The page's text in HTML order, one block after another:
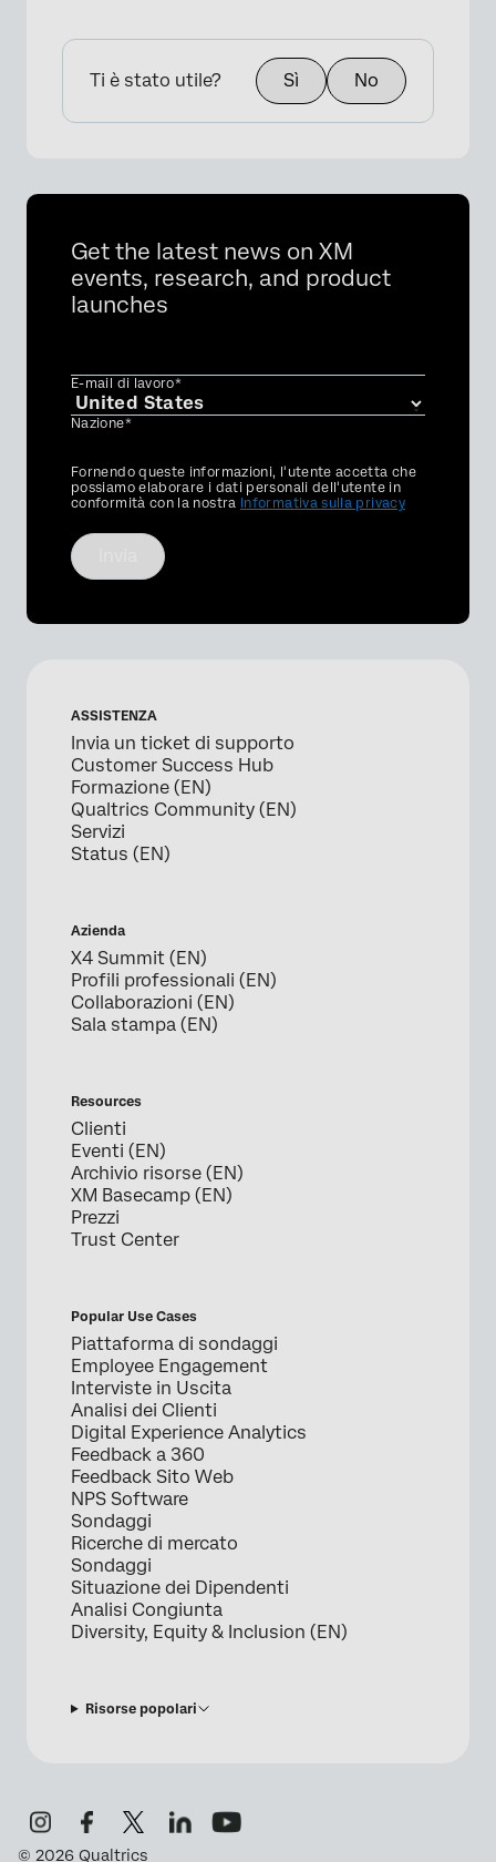
Ti è stato utile? Sì No
Get the latest news on XM
events, research, and product
launches
E-mail di lavoro*
Nazione*
Privacy
Optin
Fornendo queste informazioni, l'utente accetta che
possiamo elaborare i dati personali dell'utente in
conformità con la nostra Informativa sulla privacy
ASSISTENZA
Invia un ticket di supporto
Customer Success Hub
Formazione (EN)
Qualtrics Community (EN)
Servizi
Status (EN)
Azienda
X4 Summit (EN)
Profili professionali (EN)
Collaborazioni (EN)
Sala stampa (EN)
Resources
Clienti
Eventi (EN)
Archivio risorse (EN)
XM Basecamp (EN)
Prezzi
Trust Center
Popular Use Cases
Piattaforma di sondaggi
Employee Engagement
Interviste in Uscita
Analisi dei Clienti
Digital Experience Analytics
Feedback a 360
Feedback Sito Web
NPS Software
Sondaggi
Ricerche di mercato
Sondaggi
Situazione dei Dipendenti
Analisi Congiunta
Diversity, Equity & Inclusion (EN)
Risorse popolari
© 2026 Qualtrics